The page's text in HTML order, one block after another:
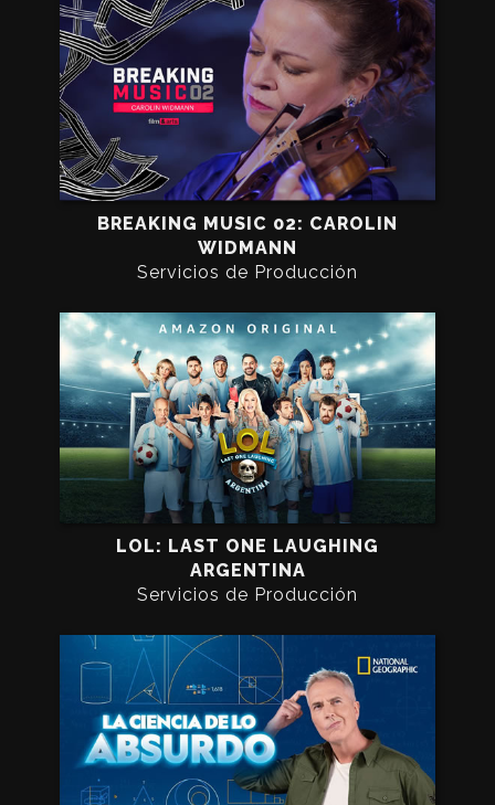
BREAKING MUSIC 02: CAROLIN
WIDMANN
Servicios de Producción
LOL: LAST ONE LAUGHING
ARGENTINA
Servicios de Producción